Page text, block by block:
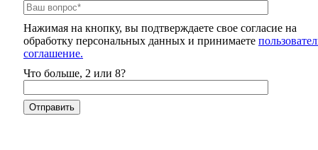
Нажимая на кнопку, вы подтверждаете свое согласие на
обработку персональных данных и принимаете
соглашение.
Что больше, 2 или 8?